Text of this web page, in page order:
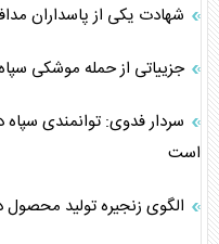
شهادت یکی از پاسداران
جزییاتی از حمله موشکی
سردار فدوی: توانمندی
است
الگوی زنجیره تولید